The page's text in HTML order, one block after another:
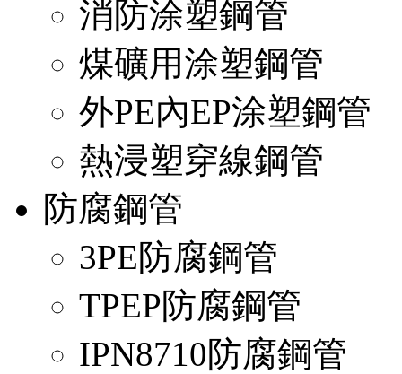
消防涂塑鋼管
煤礦用涂塑鋼管
外PE內EP涂塑鋼管
熱浸塑穿線鋼管
防腐鋼管
3PE防腐鋼管
TPEP防腐鋼管
IPN8710防腐鋼管